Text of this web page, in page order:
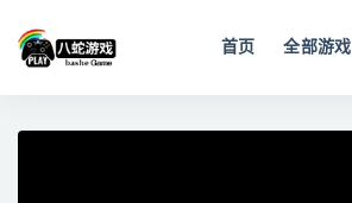
首页 全部游戏